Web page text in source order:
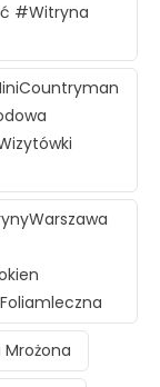
#witryna
Mrożona